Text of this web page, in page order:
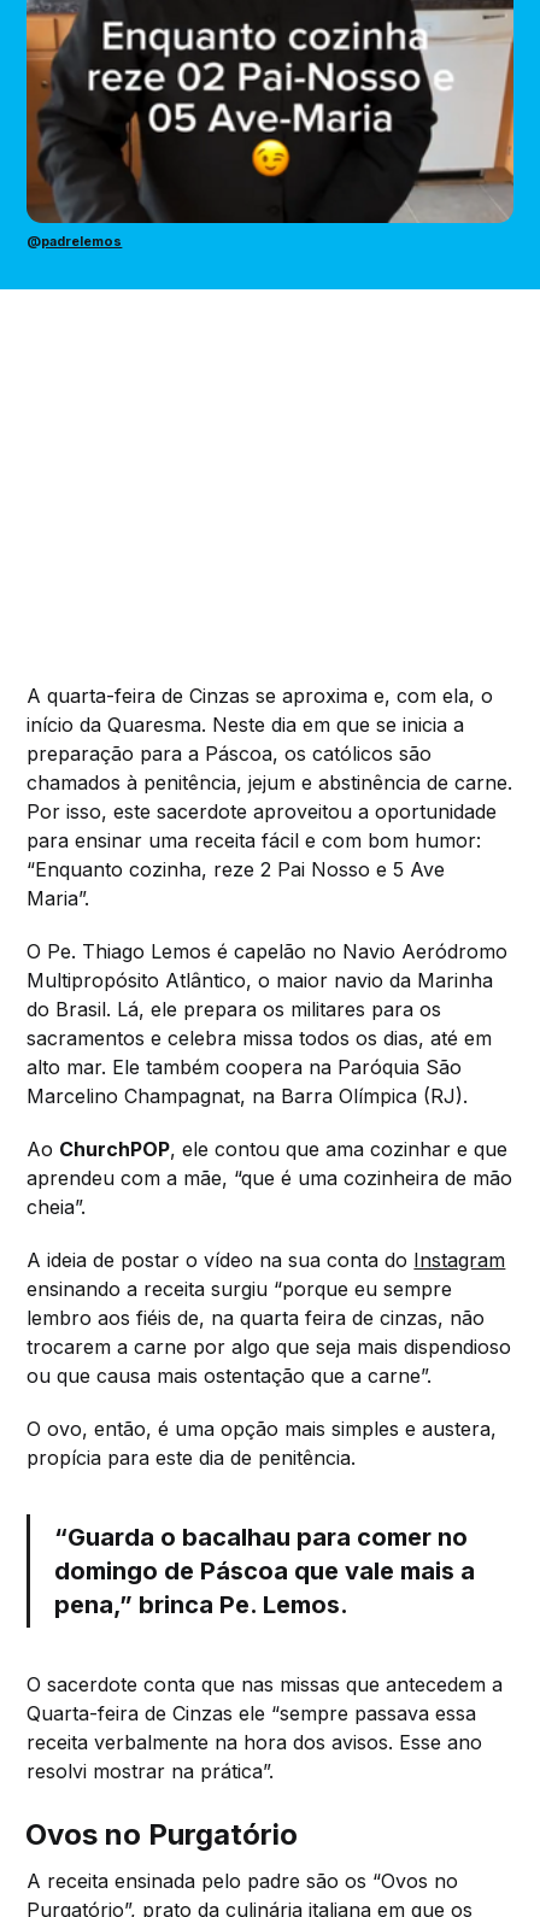
@padrelemos
A quarta-feira de Cinzas se aproxima e, com ela, o
início da Quaresma. Neste dia em que se inicia a
preparação para a Páscoa, os católicos são
chamados à penitência, jejum e abstinência de carne.
Por isso, este sacerdote aproveitou a oportunidade
para ensinar uma receita fácil e com bom humor:
“Enquanto cozinha, reze 2 Pai Nosso e 5 Ave
Maria”.
O Pe. Thiago Lemos é capelão no Navio Aeródromo
Multipropósito Atlântico, o maior navio da Marinha
do Brasil. Lá, ele prepara os militares para os
sacramentos e celebra missa todos os dias, até em
alto mar. Ele também coopera na Paróquia São
Marcelino Champagnat, na Barra Olímpica (RJ).
Ao ChurchPOP, ele contou que ama cozinhar e que
aprendeu com a mãe, “que é uma cozinheira de mão
cheia”.
A ideia de postar o vídeo na sua conta do Instagram
ensinando a receita surgiu “porque eu sempre
lembro aos fiéis de, na quarta feira de cinzas, não
trocarem a carne por algo que seja mais dispendioso
ou que causa mais ostentação que a carne”.
O ovo, então, é uma opção mais simples e austera,
propícia para este dia de penitência.
“Guarda o bacalhau para comer no
domingo de Páscoa que vale mais a
pena,” brinca Pe. Lemos.
O sacerdote conta que nas missas que antecedem a
Quarta-feira de Cinzas ele “sempre passava essa
receita verbalmente na hora dos avisos. Esse ano
resolvi mostrar na prática”.
Ovos no Purgatório
A receita ensinada pelo padre são os “Ovos no
Purgatório”, prato da culinária italiana em que os